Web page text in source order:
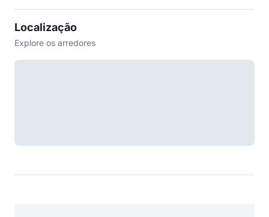
Localização
Explore os arredores